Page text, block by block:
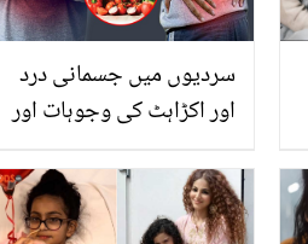
سردیوں میں جسمانی درد
اور اکڑاہٹ کی وجوہات اور
مفید طریقے